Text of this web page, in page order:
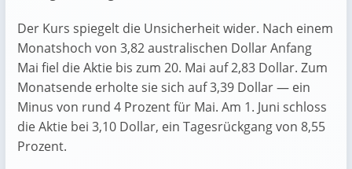
Der Kurs spiegelt die Unsicherheit wider. Nach einem
Monatshoch von 3,82 australischen Dollar Anfang
Mai fiel die Aktie bis zum 20. Mai auf 2,83 Dollar. Zum
Monatsende erholte sie sich auf 3,39 Dollar — ein
Minus von rund 4 Prozent für Mai. Am 1. Juni schloss
die Aktie bei 3,10 Dollar, ein Tagesrückgang von 8,55
Prozent.